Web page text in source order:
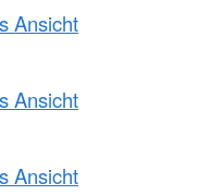
Ansicht
Ansicht
Ansicht